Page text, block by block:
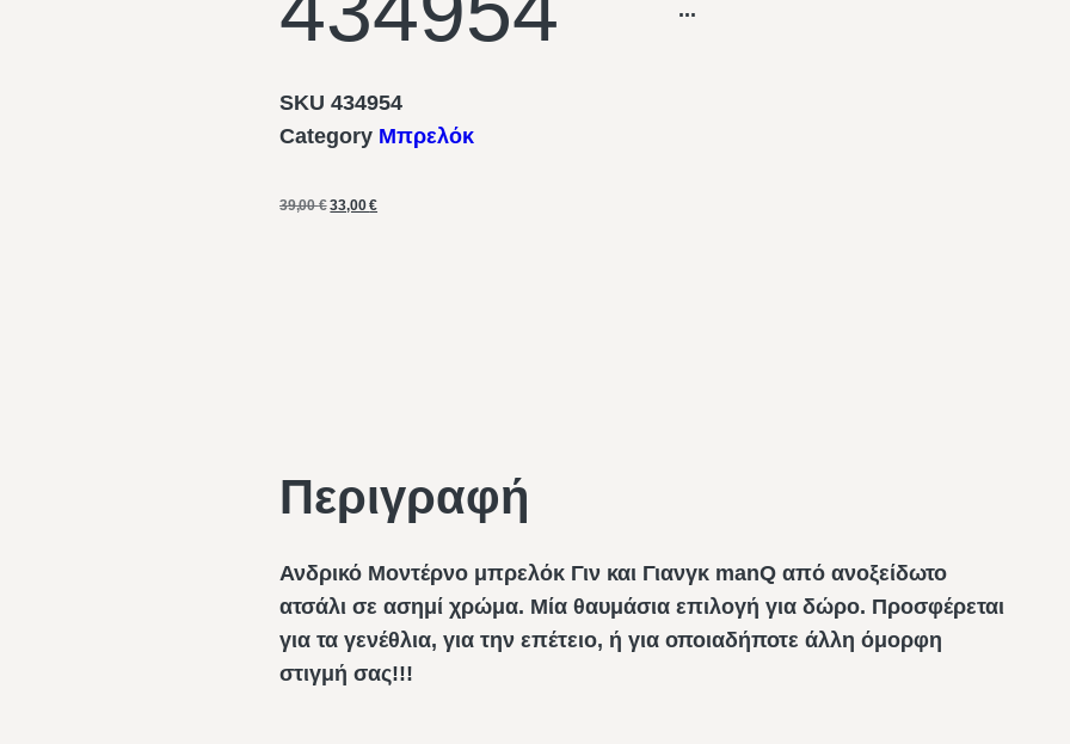
...
SKU 434954
Category Μπρελόκ
39,00€ 33,00€
Περιγραφή
Ανδρικό Μοντέρνο μπρελόκ Γιν και Γιανγκ manQ από ανοξείδωτο
ατσάλι σε ασημί χρώμα. Μία θαυμάσια επιλογή για δώρο. Προσφέρεται
για τα γενέθλια, για την επέτειο, ή για οποιαδήποτε άλλη όμορφη
στιγμή σας!!!